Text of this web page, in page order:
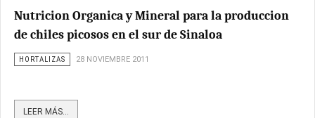
Nutricion Organica y Mineral para la produccion
de chiles picosos en el sur de Sinaloa
HORTALIZAS 28 NOVIEMBRE 2011
LEER MÁS...